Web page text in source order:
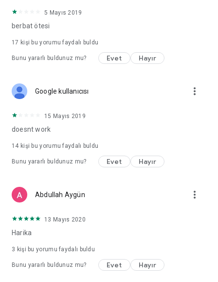
5 Mayıs 2019
berbat ötesi
17 kişi bu yorumu faydalı buldu
Bunu yararlı buldunuz mu? Evet Hayır
Google kullanıcısı more_vert
15 Mayıs 2019
doesnt work
14 kişi bu yorumu faydalı buldu
Bunu yararlı buldunuz mu? Evet Hayır
Abdullah Aygün more_vert
13 Mayıs 2020
Harika
3 kişi bu yorumu faydalı buldu
Bunu yararlı buldunuz mu? Evet Hayır